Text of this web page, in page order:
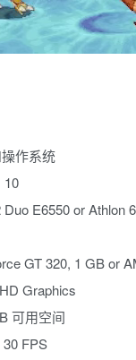
作系统
10
E6550 or Athlon
GT 320, 1 GB or
Graphics
可用空间
FPS